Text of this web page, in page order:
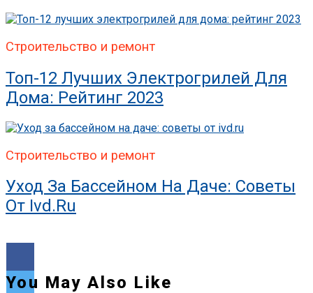
Строительство и ремонт
Топ-12 Лучших Электрогрилей Для
Дома: Рейтинг 2023
Строительство и ремонт
Уход За Бассейном На Даче: Советы
От Ivd.ru
You May Also Like